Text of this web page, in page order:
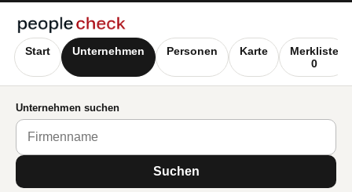
Start Unternehmen Personen Karte
Merkliste
0
Unternehmen suchen
Suchen